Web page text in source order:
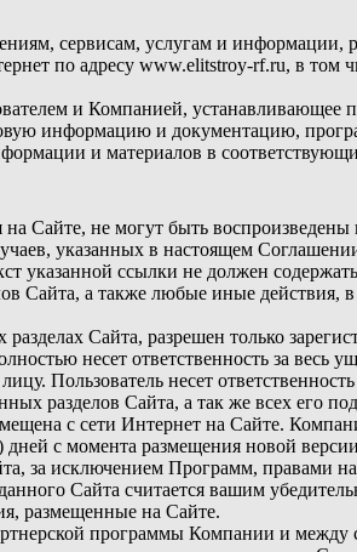
сервисам, услугам и информации,
по адресу www.elitstroy-rf.ru, в
и Компанией,
информацию и документацию,
и материалов в
Сайте, не могут быть
указанных в настоящем
указанной ссылки не должен
Сайта, а также любые иные
Сайта, разрешен только
несет ответственность за
Пользователь несет
разделов Сайта, а так же всех его
с сети Интернет на Сайте.
с момента размещения новой
за исключением Программ, правами
Сайта считается вашим
размещенные на Сайте.
программы Компании и